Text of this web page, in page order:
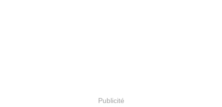
Publicité